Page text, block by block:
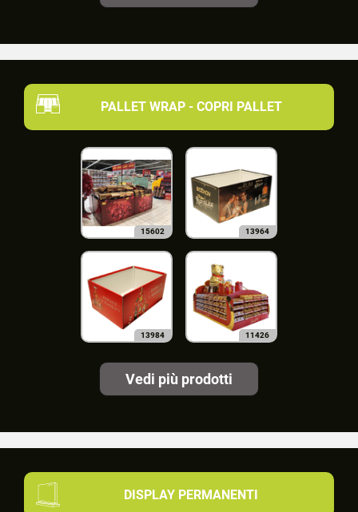
PALLET WRAP - COPRI PALLET
15602 13964
13984 11426
Vedi più prodotti
DISPLAY PERMANENTI